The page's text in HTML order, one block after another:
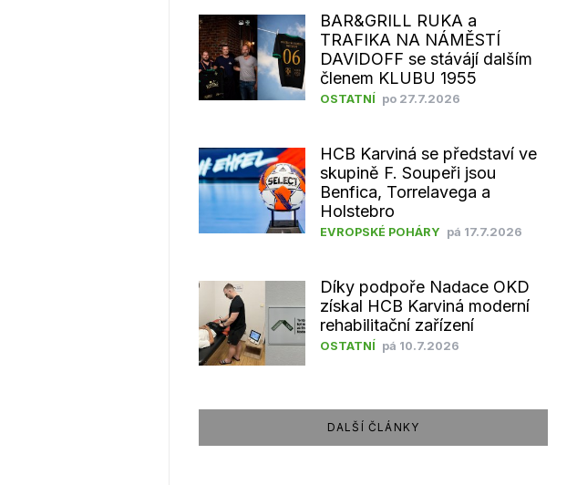
BAR&GRILL RUKA a
TRAFIKA NA NÁMĚSTÍ
DAVIDOFF se stávájí dalším
členem KLUBU 1955
OSTATNÍ po 27.7.2026
HCB Karviná se představí ve
skupině F. Soupeři jsou
Benfica, Torrelavega a
Holstebro
EVROPSKÉ POHÁRY pá 17.7.2026
Díky podpoře Nadace OKD
získal HCB Karviná moderní
rehabilitační zařízení
OSTATNÍ pá 10.7.2026
DALŠÍ ČLÁNKY